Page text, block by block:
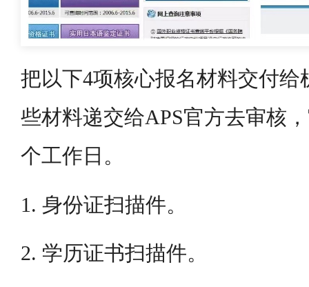
把以下4项核心报名材料交付给
些材料递交给APS官方去审核
个工作日。
1. 身份证扫描件。
2. 学历证书扫描件。